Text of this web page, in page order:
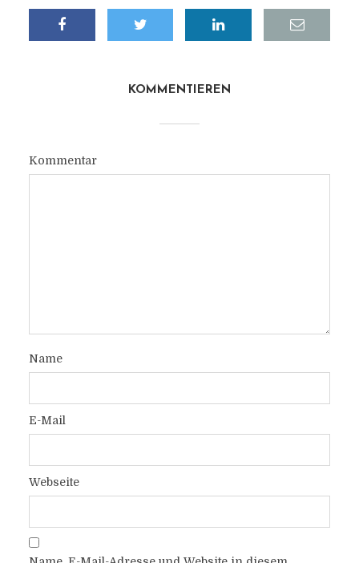
KOMMENTIEREN
Kommentar
Name
E-Mail
Webseite